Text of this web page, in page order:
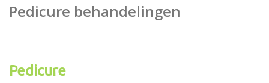
Pedicure behandelingen
Pedicure